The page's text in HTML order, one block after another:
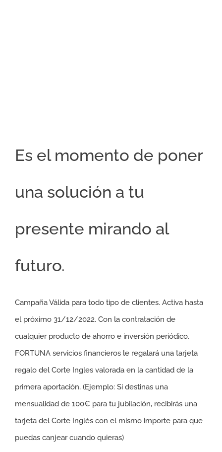
Es el momento de poner
una solución a tu
presente mirando al
futuro.
Campaña Válida para todo tipo de clientes. Activa hasta
el próximo 31/12/2022. Con la contratación de
cualquier producto de ahorro e inversión periódico,
FORTUNA servicios financieros le regalará una tarjeta
regalo del Corte Ingles valorada en la cantidad de la
primera aportación, (Ejemplo: Si destinas una
mensualidad de 100€ para tu jubilación, recibirás una
tarjeta del Corte Inglés con el mismo importe para que
puedas canjear cuando quieras)